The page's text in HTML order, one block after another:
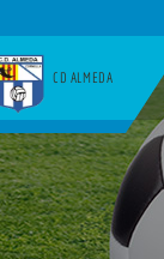
CD ALMEDA